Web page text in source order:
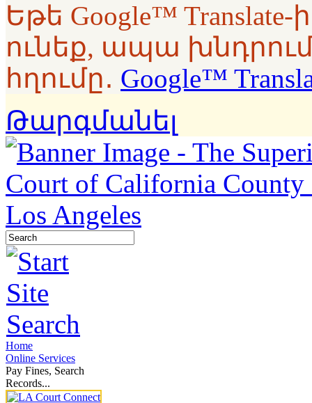
Եթե Google™
ունեք, ապա խնդրում
հղումը․ Google™
Թարգմանել
Home
Online Services
Pay Fines, Search
Records...